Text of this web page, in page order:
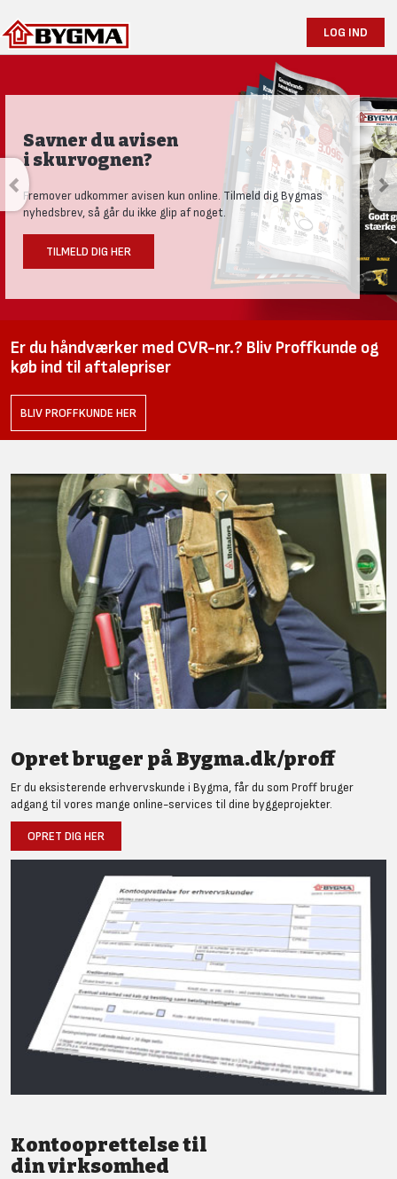
LOG IND
Savner du avisen
i skurvognen?
Fremover udkommer avisen kun online. Tilmeld dig Bygmas
nyhedsbrev, så går du ikke glip af noget.
TILMELD DIG HER
Er du håndværker med CVR-nr.? Bliv Proffkunde og
køb ind til aftalepriser
BLIV PROFFKUNDE HER
Opret bruger på Bygma.dk/proff
Er du eksisterende erhvervskunde i Bygma, får du som Proff bruger
adgang til vores mange online-services til dine byggeprojekter.
OPRET DIG HER
Kontooprettelse til
din virksomhed